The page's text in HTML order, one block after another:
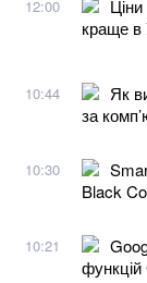
12:00
краще в
10:44
Як
за
10:30
Black
10:21